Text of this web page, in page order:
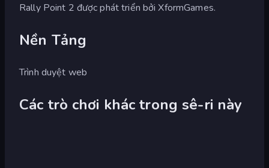
Rally Point 2 được phát triển bởi XformGames.
Nền Tảng
Trình duyệt web
Các trò chơi khác trong sê-ri này